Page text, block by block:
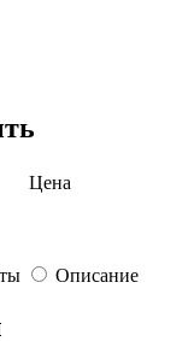
Цена
Описание